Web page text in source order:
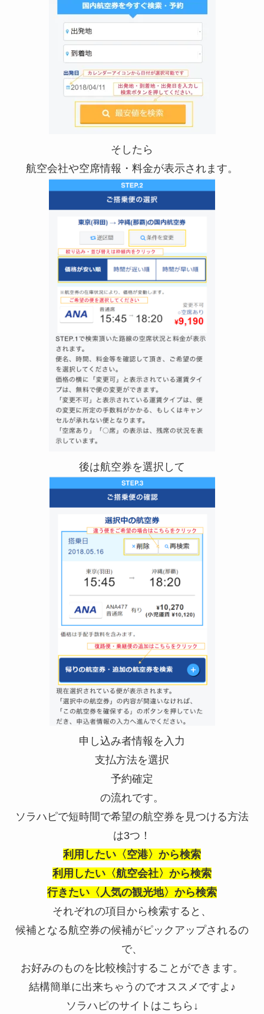
そしたら
航空会社や空席情報・料金が表示されます。
後は航空券を選択して
申し込み者情報を入力
支払方法を選択
予約確定
の流れです。
ソラハピで短時間で希望の航空券を見つける方法
は3つ！
利用したい〈空港〉から検索
利用したい〈航空会社〉から検索
行きたい〈人気の観光地〉から検索
それぞれの項目から検索すると、
候補となる航空券の候補がピックアップされるの
で、
お好みのものを比較検討することができます。
結構簡単に出来ちゃうのでオススメですよ♪
ソラハピのサイトはこちら↓